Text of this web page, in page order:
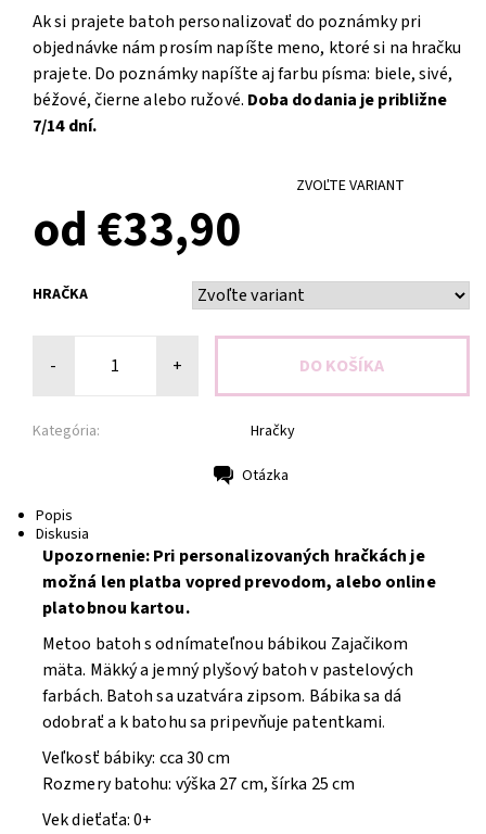
Ak si prajete batoh personalizovať do poznámky pri
objednávke nám prosím napíšte meno, ktoré si na hračku
prajete. Do poznámky napíšte aj farbu písma: biele, sivé,
béžové, čierne alebo ružové. Doba dodania je približne
7/14 dní.
ZVOĽTE VARIANT
od €33,90
HRAČKA
- +
Kategória: Hračky
Otázka
Popis
Diskusia
Upozornenie: Pri personalizovaných hračkách je
možná len platba vopred prevodom, alebo online
platobnou kartou.
Metoo batoh s odnímateľnou bábikou Zajačikom
mäta. Mäkký a jemný plyšový batoh v pastelových
farbách. Batoh sa uzatvára zipsom. Bábika sa dá
odobrať a k batohu sa pripevňuje patentkami.
Veľkosť bábiky: cca 30 cm
Rozmery batohu: výška 27 cm, šírka 25 cm
Vek dieťaťa: 0+